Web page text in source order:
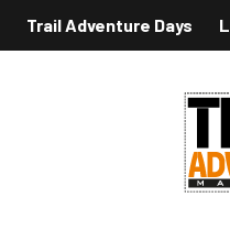
Trail Adventure Days